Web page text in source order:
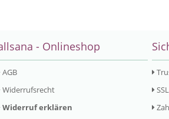
- Onlineshop
AGB
Widerrufsrecht
Widerruf erklären